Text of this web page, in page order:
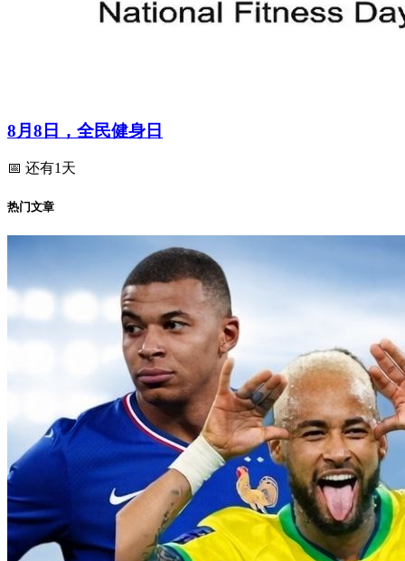
8月8日，全民健身日
📅 还有1天
热门文章